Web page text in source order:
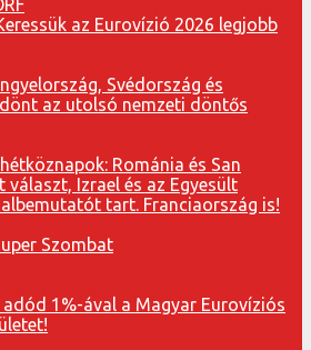
az Eurovízió 2026 legjobb
Svédország és
az utolsó nemzeti döntős
Románia és San
választ, Izrael és az Egyesült
tart. Franciaország is!
Szombat
1%-ával a Magyar Eurovíziós